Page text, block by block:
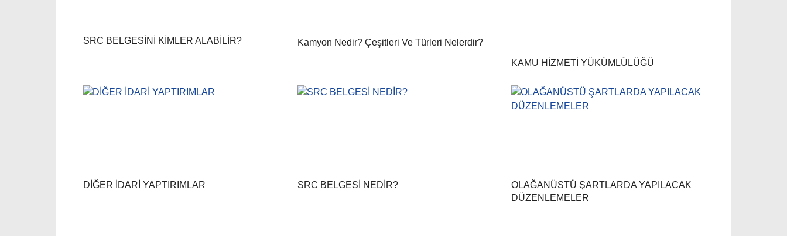
SRC BELGESİNİ KİMLER ALABİLİR? Kamyon Nedir? Çeşitleri Ve Türleri Nelerdir?
KAMU HİZMETİ YÜKÜMLÜLÜĞÜ
DİĞER İDARİ YAPTIRIMLAR SRC BELGESİ NEDİR?
OLAĞANÜSTÜ ŞARTLARDA YAPILACAK
DÜZENLEMELER